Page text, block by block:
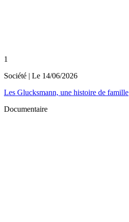
1
Société | Le 14/06/2026
Les Glucksmann, une histoire de famille
Documentaire